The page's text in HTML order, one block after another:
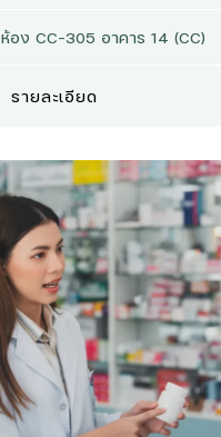
ห้อง CC-305 อาคาร 14 (CC)
รายละเอียด